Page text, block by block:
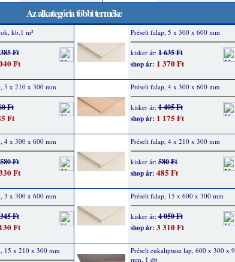
Az alkategória többi terméke
kb.1 m²
Ft
Ft
Préselt falap, 5 x 300 x 600 mm
kisker ár:1 635 Ft
shop ár: 1 370 Ft
5 x 210 x 300 mm
Ft
Ft
Préselt falap, 4 x 300 x 600 mm
kisker ár:1 405 Ft
shop ár: 1 175 Ft
4 x 300 x 600 mm
Ft
Ft
Préselt falap, 4 x 210 x 300 mm
kisker ár:580 Ft
shop ár: 485 Ft
3 x 300 x 600 mm
Ft
Ft
Préselt falap, 15 x 600 x 300 mm
kisker ár:4 050 Ft
shop ár: 3 310 Ft
15 x 210 x 300 mm
Préselt eukaliptusz lap, 600 x 300 x 9
mm, 1 db